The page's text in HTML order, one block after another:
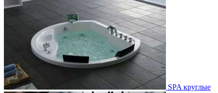
SPA круглые